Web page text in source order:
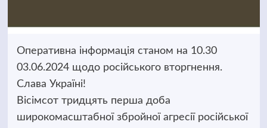
Оперативна інформація станом на 10.30
03.06.2024 щодо російського вторгнення.
Слава Україні!
Вісімсот тридцять перша доба
широкомасштабної збройної агресії російської